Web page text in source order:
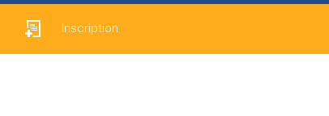
Inscription